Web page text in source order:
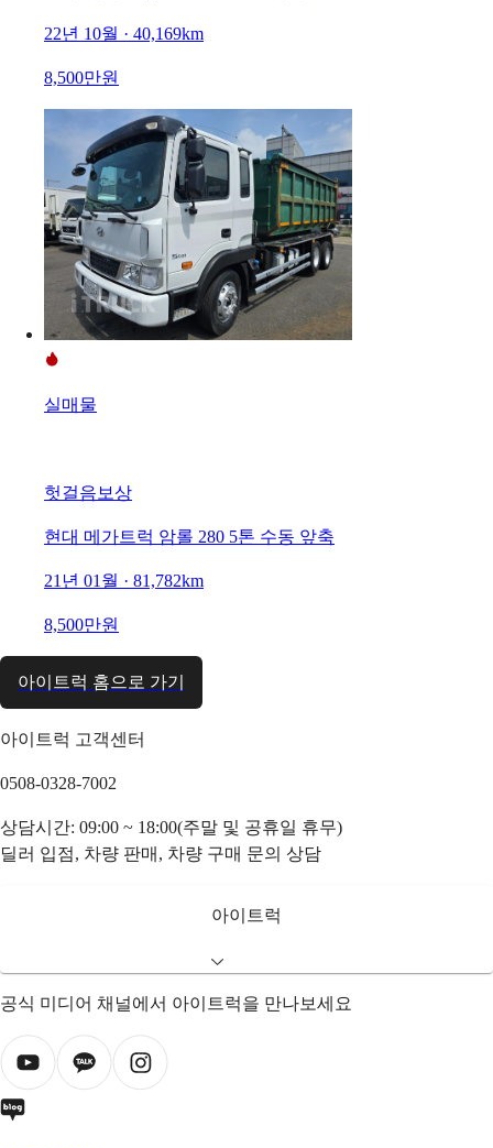
22년 10월 · 40,169km
8,500만원
실매물
헛걸음보상
현대 메가트럭 암롤 280 5톤 수동 앞축
21년 01월 · 81,782km
8,500만원
아이트럭 홈으로 가기
아이트럭 고객센터
0508-0328-7002
상담시간: 09:00 ~ 18:00(주말 및 공휴일 휴무)
딜러 입점, 차량 판매, 차량 구매 문의 상담
아이트럭
공식 미디어 채널에서 아이트럭을 만나보세요